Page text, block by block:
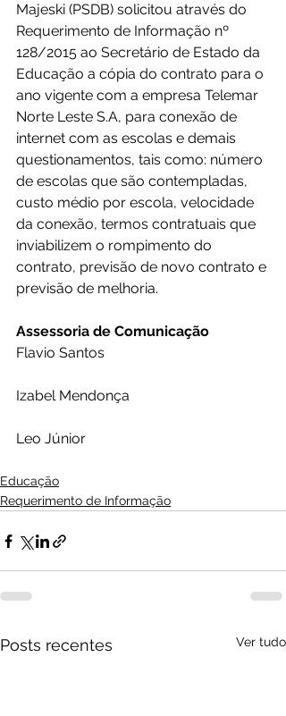
Majeski (PSDB) solicitou através do
Requerimento de Informação nº
128/2015 ao Secretário de Estado da
Educação a cópia do contrato para o
ano vigente com a empresa Telemar
Norte Leste S.A, para conexão de
internet com as escolas e demais
questionamentos, tais como: número
de escolas que são contempladas,
custo médio por escola, velocidade
da conexão, termos contratuais que
inviabilizem o rompimento do
contrato, previsão de novo contrato e
previsão de melhoria.
Assessoria de Comunicação
Flavio Santos
Izabel Mendonça
Leo Júnior
Educação
Requerimento de Informação
Posts recentes Ver tudo